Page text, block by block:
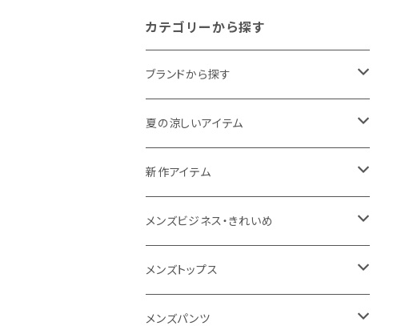
カテゴリーから探す
ブランドから探す
THE NORTH FACE
NANGA
1PIU1UGUALE3 RELAX
go slow caravan
SY32 by SWEET YEARS
夏の涼しいアイテム
メンズ
レディース
新作アイテム
メンズ
レディース
メンズビジネス・きれいめ
スーツ
カジュアルセットアップ
メンズトップス
Tシャツ/カットソー
メンズパンツ